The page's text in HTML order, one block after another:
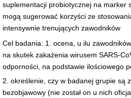
suplementacji probiotycznej na marker
mogą sugerować korzyści ze
intensywnie trenujących zawodników
Cel badania: 1. ocena, u ilu
na skutek zakażenia wirusem SARS-
odporności, na podstawie ilościowego
2. określenie, czy w badanej grupie są
bezobjawowy (nie został on u nich